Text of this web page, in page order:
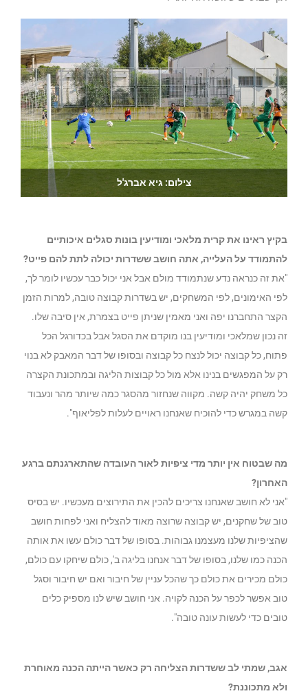
צילום: גיא אברג'ל
בקיץ ראינו את קרית מלאכי ומודיעין בונות סגלים איכותיים
להתמודד על העלייה, אתה חושב ששדרות יכולה לתת להם פייט?
"את זה כנראה נדע שנתמודד מולם אבל אני יכול כבר עכשיו לומר לך,
לפי האימונים, לפי המשחקים, יש בשדרות קבוצה טובה, למרות הזמן
הקצר התחברנו יפה ואני מאמין שניתן פייט בצמרת, אין סיבה שלו.
זה נכון שמלאכי ומודיעין בנו מוקדם את הסגל אבל בכדורגל הכל
פתוח, כל קבוצה יכול לנצח כל קבוצה ובסופו של דבר המאבק לא בנוי
רק על המפגשים בנינו אלא מול כל קבוצות הליגה ובמתכונת הקצרה
כל משחק יהיה קשה. מקווה שנחזור מהסגר כמה שיותר מהר ונעבוד
קשה במגרש כדי להוכיח שאנחנו ראויים לעלות לפליאוף".
מה שבטוח אין יותר מדי ציפיות לאור העובדה שהתארגנתם ברגע
האחרון?
"אני לא חושב שאנחנו צריכים להכין את התירוצים מעכשיו. יש בסיס
טוב של שחקנים, יש קבוצה שרוצה מאוד להצליח ואני לפחות חושב
שהציפיות שלנו מעצמנו גבוהות. בסופו של דבר כולם עשו את אותה
הכנה כמו שלנו, בסופו של דבר אנחנו בליגה ב', כולם שיחקו עם כולם,
כולם מכירים את כולם כך שהכל עניין של חיבור ואם יש חיבור וסגל
טוב אפשר לכפר על הכנה לקויה. אני חושב שיש לנו מספיק כלים
טובים כדי לעשות עונה טובה".
אגב, שמתי לב ששדרות הצליחה רק כאשר הייתה הכנה מאוחרת
ולא מתכוננת?